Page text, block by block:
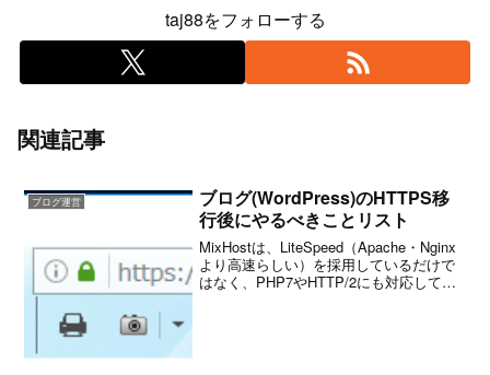
taj88をフォローする
関連記事
ブログ運営
ブログ(WordPress)のHTTPS移
行後にやるべきことリスト
MixHostは、LiteSpeed（Apache・Nginx
より高速らしい）を採用しているだけで
はなく、PHP7やHTTP/2にも対応してい